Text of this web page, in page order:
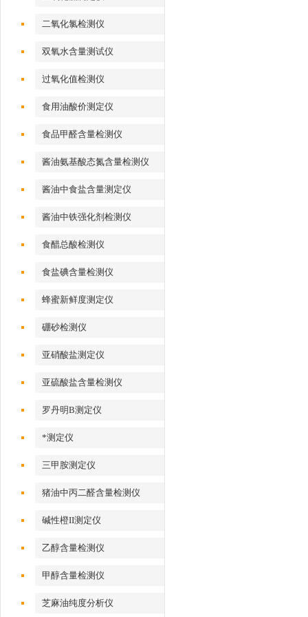
二氧化氯检测仪
双氧水含量测试仪
过氧化值检测仪
食用油酸价测定仪
食品甲醛含量检测仪
酱油氨基酸态氮含量检测仪
酱油中食盐含量测定仪
酱油中铁强化剂检测仪
食醋总酸检测仪
食盐碘含量检测仪
蜂蜜新鲜度测定仪
硼砂检测仪
亚硝酸盐测定仪
亚硫酸盐含量检测仪
罗丹明B测定仪
*测定仪
三甲胺测定仪
猪油中丙二醛含量检测仪
碱性橙II测定仪
乙醇含量检测仪
甲醇含量检测仪
芝麻油纯度分析仪